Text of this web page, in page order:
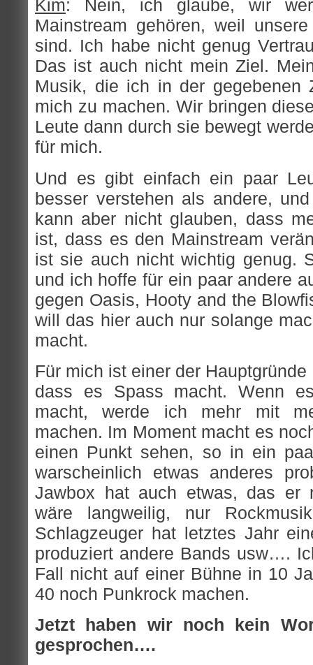
Kim: Nein, ich glaube, wir
Mainstream gehören, weil
sind. Ich habe nicht genug
Das ist auch nicht mein Ziel.
Musik, die ich in der gegebenen
mich zu machen. Wir bringen
Leute dann durch sie bewegt
für mich.
Und es gibt einfach ein paar
besser verstehen als andere,
kann aber nicht glauben, dass
ist, dass es den Mainstream
ist sie auch nicht wichtig genug.
und ich hoffe für ein paar andere
gegen Oasis, Hooty and the
will das hier auch nur solange
macht.
Für mich ist einer der
dass es Spass macht. Wenn
macht, werde ich mehr mit
machen. Im Moment macht es
einen Punkt sehen, so in ein
warscheinlich etwas anderes
Jawbox hat auch etwas, das er
wäre langweilig, nur
Schlagzeuger hat letztes Jahr
produziert andere Bands usw….
Fall nicht auf einer Bühne in 10
40 noch Punkrock machen.
Jetzt haben wir noch kein
gesprochen….